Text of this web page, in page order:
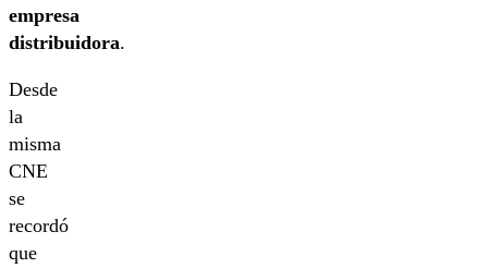
empresa
distribuidora.
Desde
la
misma
CNE
se
recordó
que